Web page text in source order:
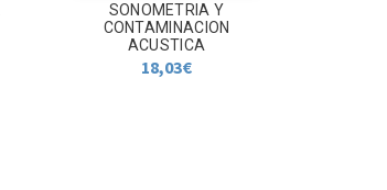
SONOMETRIA Y
CONTAMINACION
ACUSTICA
18,03€